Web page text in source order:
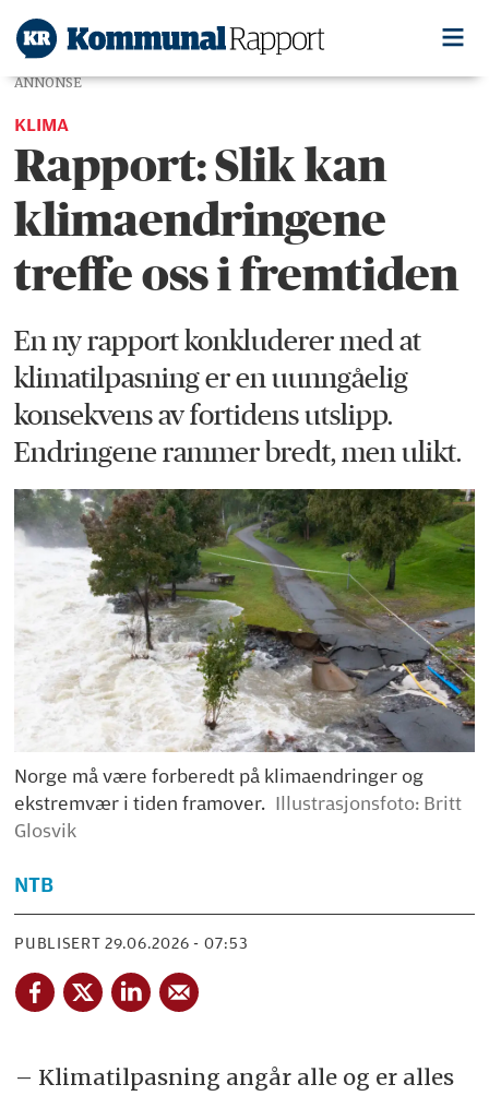
ANNONSE
KLIMA
Rapport: Slik kan
klimaendringene
treffe oss i fremtiden
En ny rapport konkluderer med at
klimatilpasning er en uunngåelig
konsekvens av fortidens utslipp.
Endringene rammer bredt, men ulikt.
Norge må være forberedt på klimaendringer og
ekstremvær i tiden framover. Illustrasjonsfoto: Britt
Glosvik
NTB
PUBLISERT 29.06.2026 - 07:53
– Klimatilpasning angår alle og er alles